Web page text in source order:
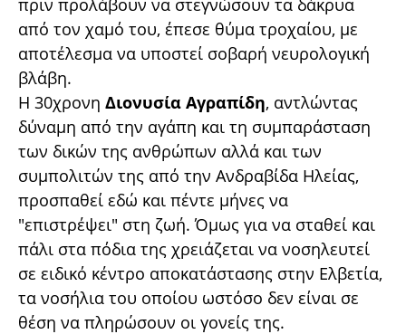
πριν προλάβουν να στεγνώσουν τα δάκρυα
από τον χαμό του, έπεσε θύμα τροχαίου, με
αποτέλεσμα να υποστεί σοβαρή νευρολογική
βλάβη.
Η 30χρονη Διονυσία Αγραπίδη, αντλώντας
δύναμη από την αγάπη και τη συμπαράσταση
των δικών της ανθρώπων αλλά και των
συμπολιτών της από την Ανδραβίδα Ηλείας,
προσπαθεί εδώ και πέντε μήνες να
"επιστρέψει" στη ζωή. Όμως για να σταθεί και
πάλι στα πόδια της χρειάζεται να νοσηλευτεί
σε ειδικό κέντρο αποκατάστασης στην Ελβετία,
τα νοσήλια του οποίου ωστόσο δεν είναι σε
θέση να πληρώσουν οι γονείς της.